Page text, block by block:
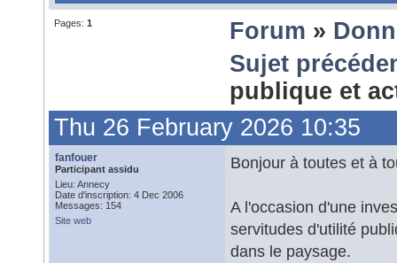
Pages: 1 Forum »
Sujet
publique et
Thu 26 February 2026 10:35
fanfouer
Participant assidu
Lieu: Annecy
Date d'inscription: 4 Dec 2006
Messages: 154
Site web
Bonjour à toutes et à
A l'occasion d'une
servitudes d'utilité
dans le paysage.